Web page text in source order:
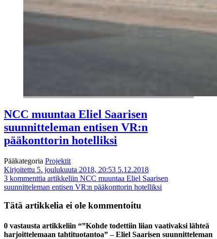
NCC muuntaa Eliel Saarisen
suunnitteleman entisen VR:n
pääkonttorin hotelliksi
Pääkategoria Projektit
Kirjoitettu 5. joulukuuta 2018, 20:53 5.12.2018
3 kommenttia artikkeliin NCC muuntaa Eliel Saarisen
suunnitteleman entisen VR:n pääkonttorin hotelliksi
Tätä artikkelia ei ole kommentoitu
0 vastausta artikkeliin “”Kohde todettiin liian vaativaksi lähteä
harjoittelemaan tahtituotantoa” – Eliel Saarisen suunnitteleman